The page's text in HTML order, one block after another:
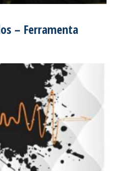
– Ferramenta